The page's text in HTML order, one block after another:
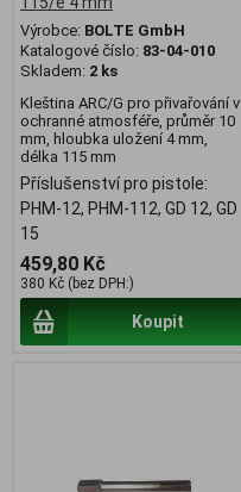
Výrobce: BOLTE GmbH
Katalogové číslo: 83-04-010
Skladem: 2 ks
Kleština ARC/G pro přivařování v
ochranné atmosféře, průměr 10
mm, hloubka uložení 4 mm,
délka 115 mm
Příslušenství pro pistole:
PHM-12, PHM-112, GD 12, GD
15
459,80 Kč
380 Kč (bez DPH:)
Koupit